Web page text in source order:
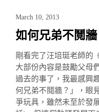
March 10, 2013
如何兄弟不鬩牆
剛看完了汪培珽老師的
大部份內容是鼓勵父母
過去的事了，我最感興
何兄弟不鬩牆？」，眼
爭玩具，雖然未至於發